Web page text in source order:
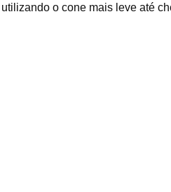
o cone mais leve até